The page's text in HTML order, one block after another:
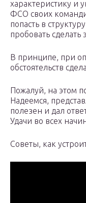
характеристику и
ФСО своих
попасть в
пробовать сделать
В принципе, при
обстоятельств
Пожалуй, на этом
Надеемся,
полезен и дал
Удачи во всех
Советы, как